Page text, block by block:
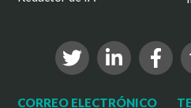
CORREO ELECTRÓNICO